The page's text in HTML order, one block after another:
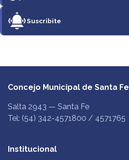
Suscribite
Concejo Municipal de Santa Fe
Salta 2943 — Santa Fe
Tel: (54) 342-4571800 / 4571765
Institucional